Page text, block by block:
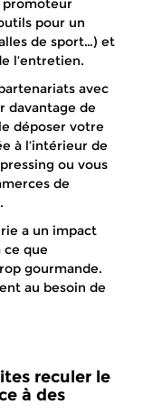
promoteur
pour un
de sport…) et
l’entretien.
avec
davantage de
déposer votre
à l’intérieur de
ou vous
de
a un impact
ce que
gourmande.
au besoin de
reculer le
à des